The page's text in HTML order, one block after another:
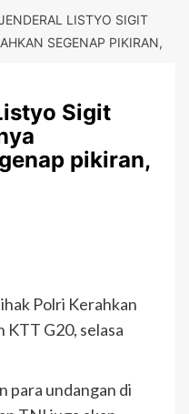
LISTYO SIGIT
SEGENAP PIKIRAN,
Sigit
pikiran,
Polri Kerahkan
KTT G20, selasa
para undangan di